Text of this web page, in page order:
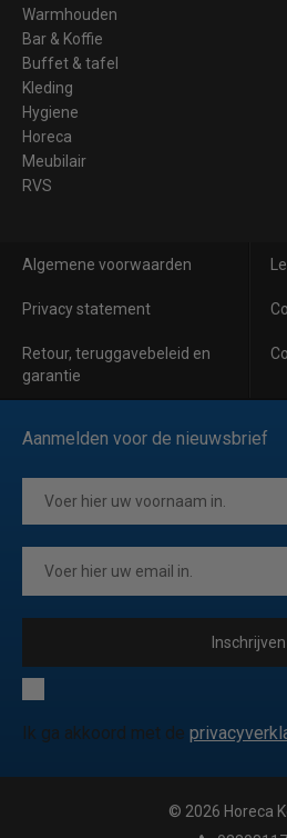
Warmhouden
Bar & Koffie
Buffet & tafel
Kleding
Hygiene
Horeca
Meubilair
RVS
Algemene voorwaarden
Privacy statement
Retour, teruggavebeleid en
garantie
Aanmelden voor de nieuwsbrief
Inschrijven
Ik ga akkoord met de
© 2026 Horeca